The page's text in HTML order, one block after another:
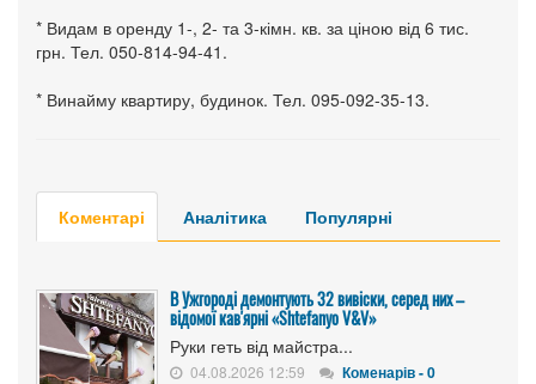
* Видам в оренду 1-, 2- та 3-кімн. кв. за ціною від 6 тис.
грн. Тел. 050-814-94-41.
* Винайму квартиру, будинок. Тел. 095-092-35-13.
Коментарі Аналітика Популярні
В Ужгороді демонтують 32 вивіски, серед них –
відомої кав'ярні «Shtefanyo V&V»
Руки геть від майстра...
04.08.2026 12:59 Коменарів - 0